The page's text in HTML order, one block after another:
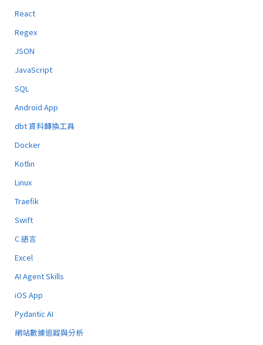
React
Regex
JSON
JavaScript
SQL
Android App
dbt 資料轉換工具
Docker
Kotlin
Linux
Traefik
Swift
C 語言
Excel
AI Agent Skills
iOS App
Pydantic AI
網站數據追蹤與分析